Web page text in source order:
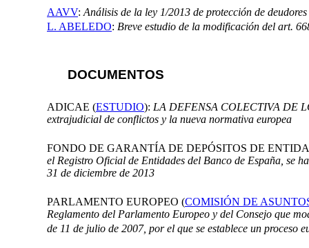
AAVV:Análisis de la ley 1/2013 de protección de
L. ABELEDO: Breve estudio de la modificación del art.
DOCUMENTOS
ADICAE (ESTUDIO): LA DEFENSA COLECTIVA DE
extrajudicial de conflictos y la nueva normativa europea
FONDO DE GARANTÍA DE DEPÓSITOS DE
el Registro Oficial de Entidades del Banco de España, se
31 de diciembre de 2013
PARLAMENTO EUROPEO (COMISIÓN DE
Reglamento del Parlamento Europeo y del Consejo que
de 11 de julio de 2007, por el que se establece un proceso